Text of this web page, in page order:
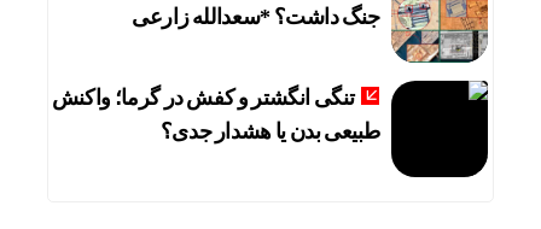
جنگ داشت؟ *سعدالله زارعی
تنگی انگشتر و کفش در گرما؛ واکنش
طبیعی بدن یا هشدار جدی؟